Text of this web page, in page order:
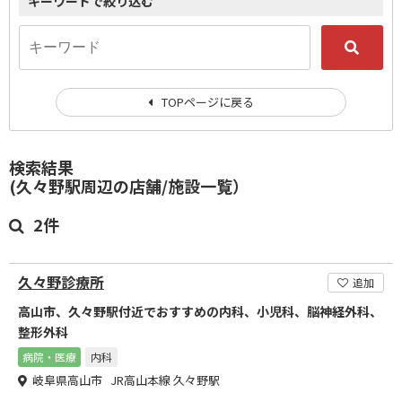
検索結果
(久々野駅周辺の店舗/施設一覧）
2件
久々野診療所 追加
高山市、久々野駅付近でおすすめの内科、小児科、脳神経外科、
整形外科
病院・医療 内科
岐阜県高山市 JR高山本線 久々野駅
TOPページに戻る